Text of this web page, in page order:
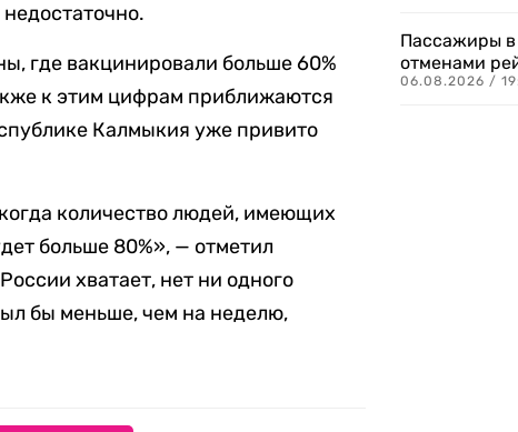
где вакцинировали больше 60%
к этим цифрам приближаются
Калмыкия уже привито
количество людей, имеющих
больше 80%», — отметил
хватает, нет ни одного
бы меньше, чем на неделю,
Пассажиры в
отменами
06.08.2026 /